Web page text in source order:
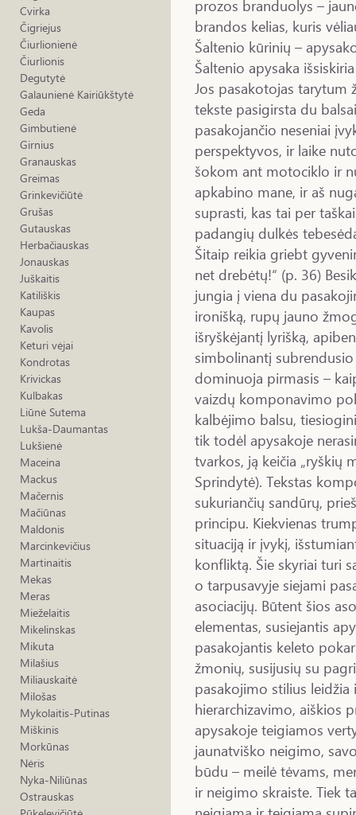
Cvirka
Čigriejus
Čiurlionienė
Čiurlionis
Degutytė
Galaunienė Kairiūkštytė
Geda
Gimbutienė
Girnius
Granauskas
Greimas
Grinkevičiūtė
Grušas
Gutauskas
Herbačiauskas
Jonauskas
Juškaitis
Katiliškis
Kaupas
Kavolis
Keturi vėjai
Kondrotas
Krivickas
Kulbakas
Liūnė Sutema
Lukša-Daumantas
Lukšienė
Maceina
Mackus
Mačernis
Mačiūnas
Maldonis
Marcinkevičius
Martinaitis
Mekas
Meras
Mieželaitis
Mikelinskas
Mikuta
Milašius
Miliauskaitė
Milošas
Mykolaitis-Putinas
Miškinis
Morkūnas
Nėris
Nyka-Niliūnas
Ostrauskas
prozos branduolys –
brandos kelias, kuris
Šaltenio kūrinių –
Šaltenio apysaka
Jos pasakotojas tarytum
tekste pasigirsta du
pasakojančio neseniai
perspektyvos, ir laike
šokom ant motociklo ir
apkabino mane, ir aš
suprasti, kas tai per
padangių dulkės
Šitaip reikia griebt
net drebėtų!“ (p. 36)
jungia į viena du
ironišką, rupų jauno
išryškėjantį lyrišką,
simbolinantį
dominuoja pirmasis –
vaizdų komponavimo
kalbėjimo balsu,
tik todėl apysakoje
tvarkos, ją keičia „ryškių
Sprindytė). Tekstas
sukuriančių sandūrų,
principu. Kiekvienas
situaciją ir įvykį,
konfliktą. Šie skyriai turi
o tarpusavyje siejami
asociacijų. Būtent šios
elementas, susiejantis
pasakojantis keleto
žmonių, susijusių su
pasakojimo stilius
hierarchizavimo, aiškios
apysakoje teigiamos
jaunatviško neigimo,
būdu – meilė tėvams,
ir neigimo skraiste. Tiek